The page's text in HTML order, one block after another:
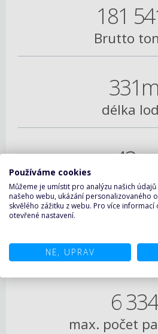
181
Brutto
331m
délka
43m
šířka
rychlost v
6 334
max. počet
Používáme cookies
Můžeme je umístit pro analýzu našich
našeho webu, ukázání personalizovaného
skvělého zážitku z webu. Pro více
otevřené nastavení.
NE, UPRAV